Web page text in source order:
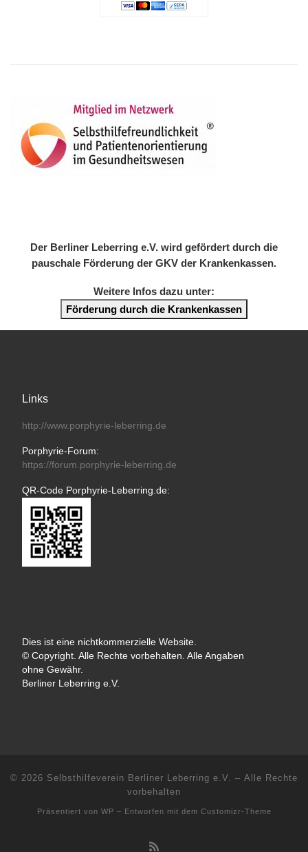
Der Berliner Leberring e.V. wird gefördert durch die
pauschale Förderung der GKV der Krankenkassen.
Weitere Infos dazu unter:
Förderung durch die Krankenkassen
Links
http://www.porphyrie-leberring.de
Porphyrie-Forum:
https://forum.porphyrie-leberring.de
QR-Code Porphyrie-Leberring.de:
Dies ist eine nichtkommerzielle Website.
© Copyright. Alle Rechte vorbehalten. Alle Angaben
ohne Gewähr.
Berliner Leberring e.V.
© 2026 Selbsthilfeverein Berliner Leberring e.V.
– Alle Rechte
vorbehalten
Präsentiert von WP – Entworfen mit dem Customizr-Theme